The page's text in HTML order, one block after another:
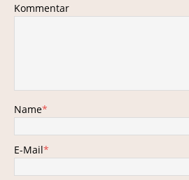
Kommentar
Name*
E-Mail*